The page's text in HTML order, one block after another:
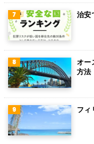
フィンラン
チェコ
チリ
デンマーク
ハンガリー
ポーランド
南アフリカ
治安
オー
方法
フィ